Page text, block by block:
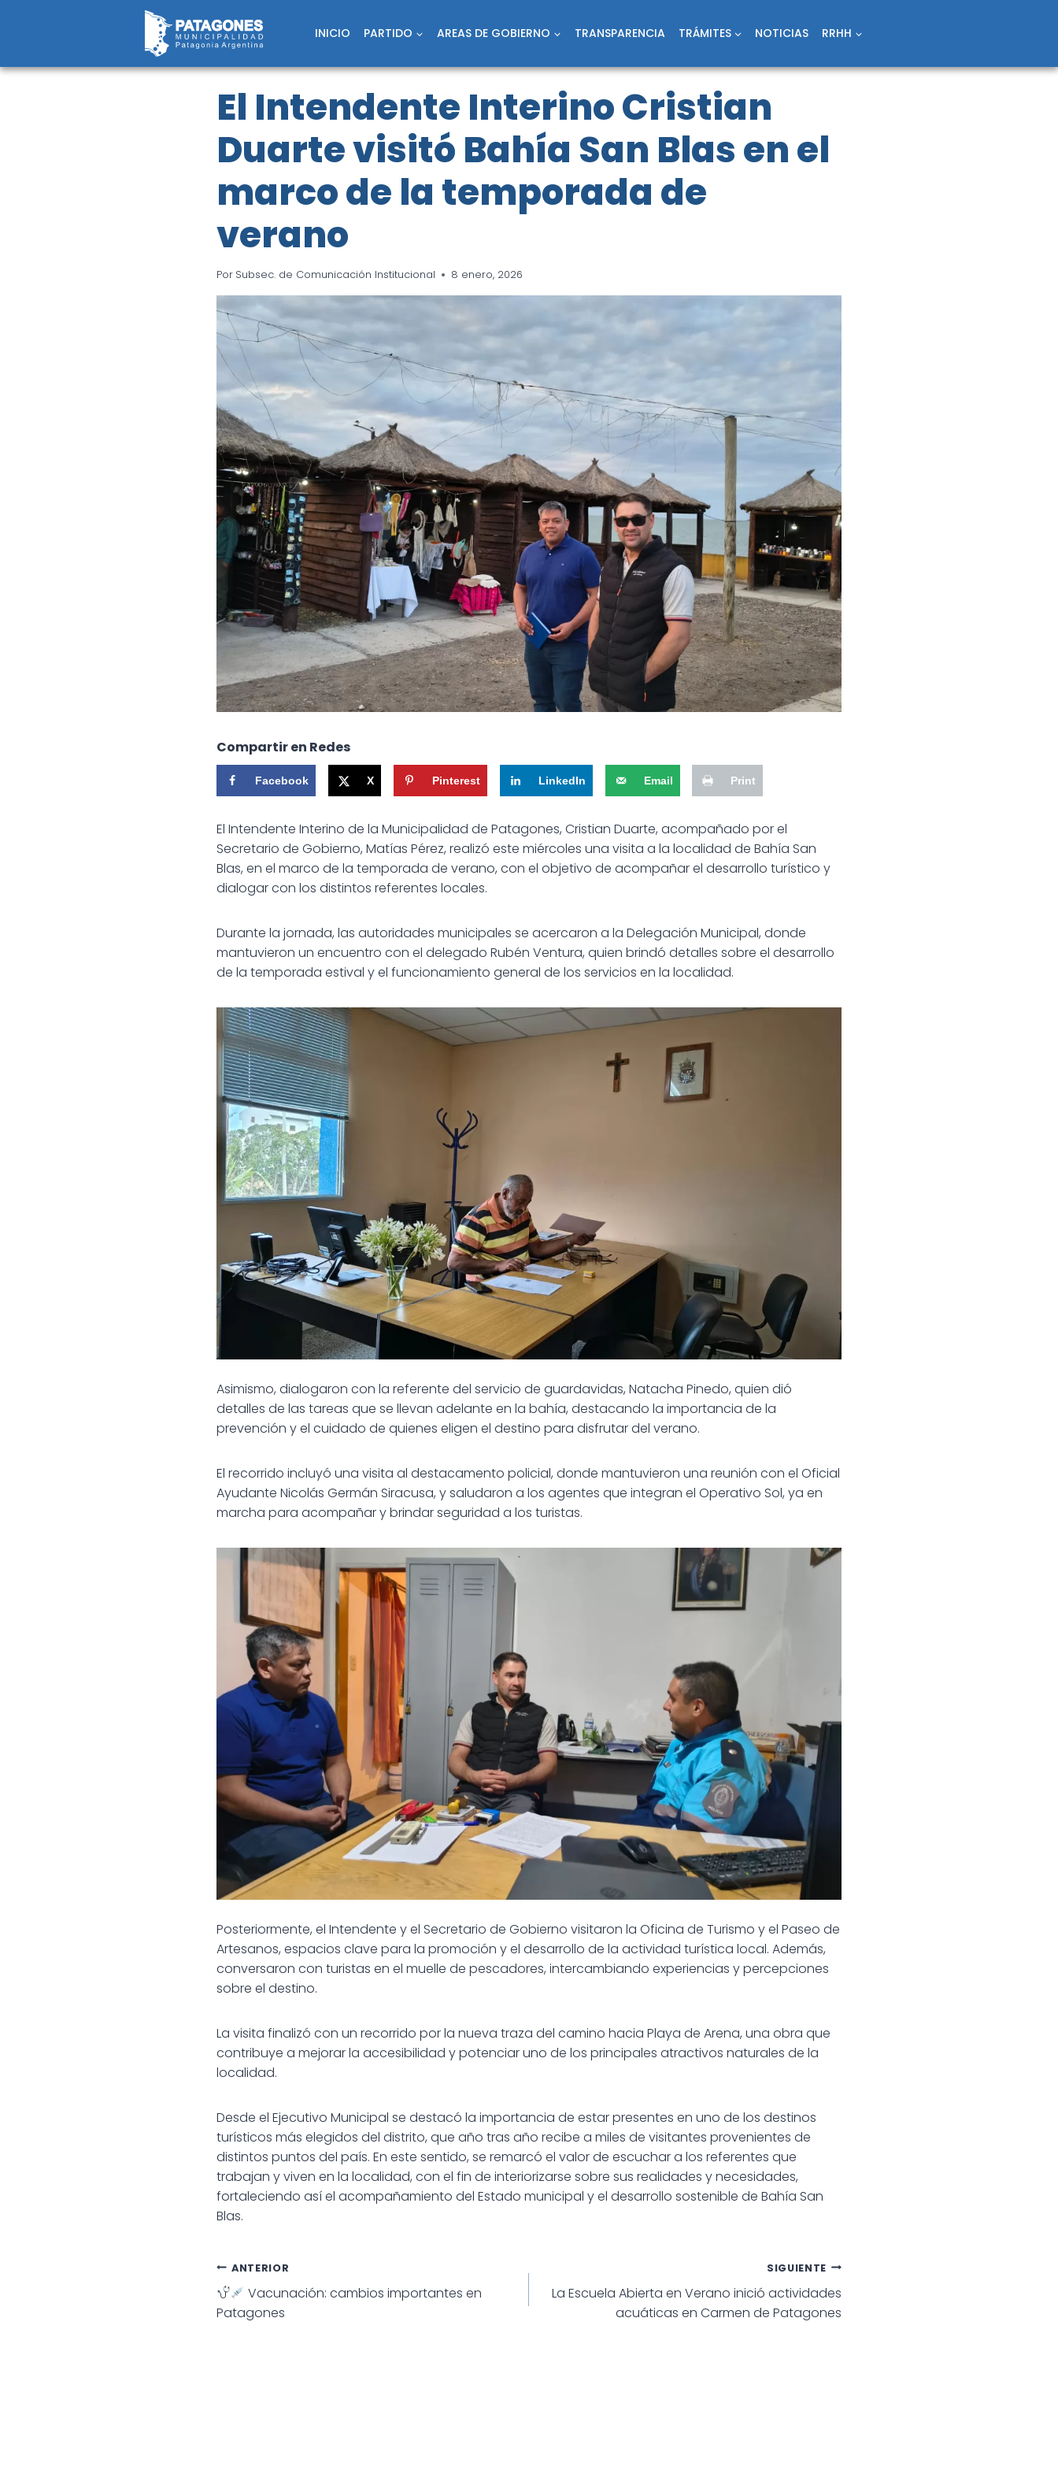
INICIO PARTIDO AREAS DE GOBIERNO TRANSPARENCIA TRÁMITES NOTICIAS RRHH
El Intendente Interino Cristian
Duarte visitó Bahía San Blas en el
marco de la temporada de
verano
Por Subsec. de Comunicación Institucional 8 enero, 2026
Compartir en Redes
Facebook X Pinterest LinkedIn Email Print
El Intendente Interino de la Municipalidad de Patagones, Cristian Duarte, acompañado por el
Secretario de Gobierno, Matías Pérez, realizó este miércoles una visita a la localidad de Bahía San
Blas, en el marco de la temporada de verano, con el objetivo de acompañar el desarrollo turístico y
dialogar con los distintos referentes locales.
Durante la jornada, las autoridades municipales se acercaron a la Delegación Municipal, donde
mantuvieron un encuentro con el delegado Rubén Ventura, quien brindó detalles sobre el desarrollo
de la temporada estival y el funcionamiento general de los servicios en la localidad.
Asimismo, dialogaron con la referente del servicio de guardavidas, Natacha Pinedo, quien dió
detalles de las tareas que se llevan adelante en la bahía, destacando la importancia de la
prevención y el cuidado de quienes eligen el destino para disfrutar del verano.
El recorrido incluyó una visita al destacamento policial, donde mantuvieron una reunión con el Oficial
Ayudante Nicolás Germán Siracusa, y saludaron a los agentes que integran el Operativo Sol, ya en
marcha para acompañar y brindar seguridad a los turistas.
Posteriormente, el Intendente y el Secretario de Gobierno visitaron la Oficina de Turismo y el Paseo de
Artesanos, espacios clave para la promoción y el desarrollo de la actividad turística local. Además,
conversaron con turistas en el muelle de pescadores, intercambiando experiencias y percepciones
sobre el destino.
La visita finalizó con un recorrido por la nueva traza del camino hacia Playa de Arena, una obra que
contribuye a mejorar la accesibilidad y potenciar uno de los principales atractivos naturales de la
localidad.
Desde el Ejecutivo Municipal se destacó la importancia de estar presentes en uno de los destinos
turísticos más elegidos del distrito, que año tras año recibe a miles de visitantes provenientes de
distintos puntos del país. En este sentido, se remarcó el valor de escuchar a los referentes que
trabajan y viven en la localidad, con el fin de interiorizarse sobre sus realidades y necesidades,
fortaleciendo así el acompañamiento del Estado municipal y el desarrollo sostenible de Bahía San
Blas.
Navegación
de
ANTERIOR
Vacunación: cambios importantes en
Patagones
SIGUIENTE
La Escuela Abierta en Verano inició actividades
acuáticas en Carmen de Patagones